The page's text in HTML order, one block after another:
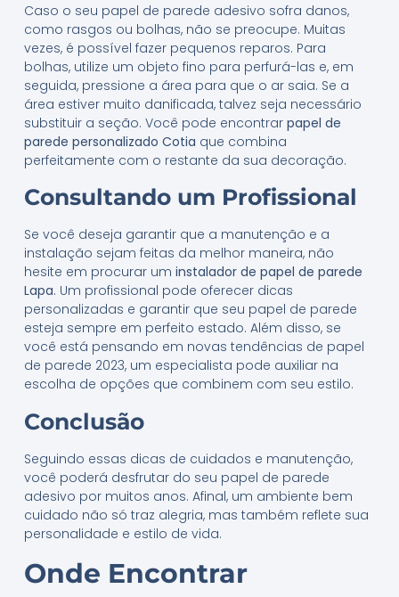
Caso o seu papel de parede adesivo sofra danos,
como rasgos ou bolhas, não se preocupe. Muitas
vezes, é possível fazer pequenos reparos. Para
bolhas, utilize um objeto fino para perfurá-las e, em
seguida, pressione a área para que o ar saia. Se a
área estiver muito danificada, talvez seja necessário
substituir a seção. Você pode encontrar papel de
parede personalizado Cotia que combina
perfeitamente com o restante da sua decoração.
Consultando um Profissional
Se você deseja garantir que a manutenção e a
instalação sejam feitas da melhor maneira, não
hesite em procurar um instalador de papel de parede
Lapa. Um profissional pode oferecer dicas
personalizadas e garantir que seu papel de parede
esteja sempre em perfeito estado. Além disso, se
você está pensando em novas tendências de papel
de parede 2023, um especialista pode auxiliar na
escolha de opções que combinem com seu estilo.
Conclusão
Seguindo essas dicas de cuidados e manutenção,
você poderá desfrutar do seu papel de parede
adesivo por muitos anos. Afinal, um ambiente bem
cuidado não só traz alegria, mas também reflete sua
personalidade e estilo de vida.
Onde Encontrar